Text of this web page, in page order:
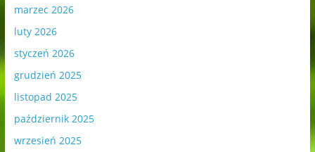
marzec 2026
luty 2026
styczeń 2026
grudzień 2025
listopad 2025
październik 2025
wrzesień 2025